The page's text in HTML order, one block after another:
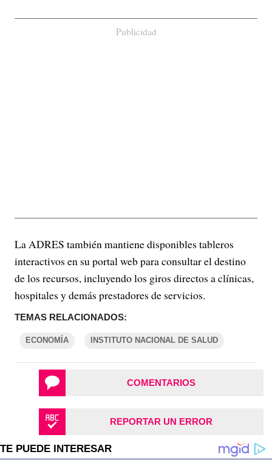
Publicidad
La ADRES también mantiene disponibles tableros
interactivos en su portal web para consultar el destino
de los recursos, incluyendo los giros directos a clínicas,
hospitales y demás prestadores de servicios.
TEMAS RELACIONADOS:
ECONOMÍA INSTITUTO NACIONAL DE SALUD
COMENTARIOS
REPORTAR UN ERROR